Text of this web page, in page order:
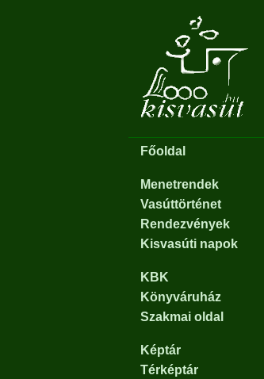
Főoldal
Menetrendek
Vasúttörténet
Rendezvények
Kisvasúti napok
KBK
Könyváruház
Szakmai oldal
Képtár
Térképtár